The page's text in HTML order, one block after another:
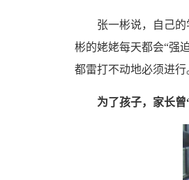
张一彬说，自己的学
彬的姥姥每天都会“强
都雷打不动地必须进行
为了孩子，家长曾